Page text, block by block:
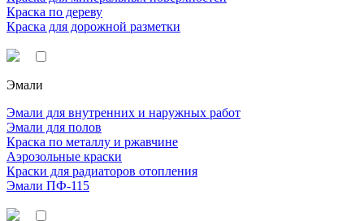
Краска по дереву
Краска для дорожной разметки
Эмали
Эмали для внутренних и наружных работ
Эмали для полов
Краска по металлу и ржавчине
Аэрозольные краски
Краски для радиаторов отопления
Эмали ПФ-115